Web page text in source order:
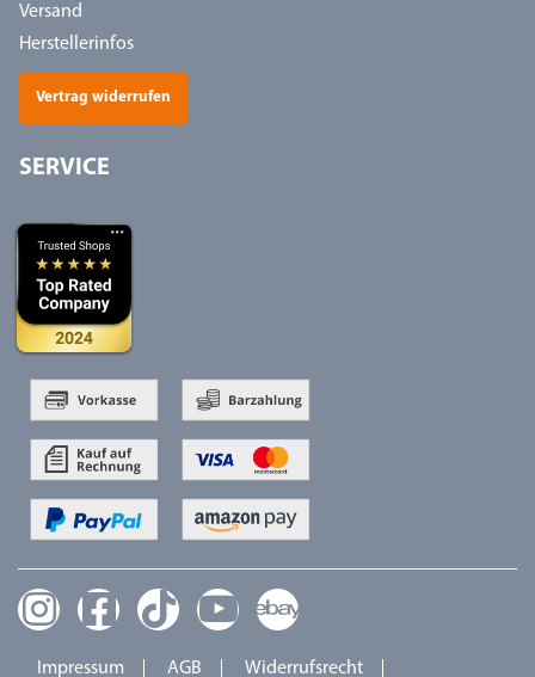
Versand
Herstellerinfos
Vertrag widerrufen
SERVICE
Impressum AGB Widerrufsrecht